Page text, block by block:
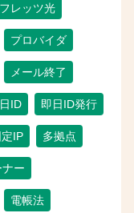
フレッツ光
プロバイダ
メール終了
ID 即日ID発行
定IP 多拠点
ー
電帳法